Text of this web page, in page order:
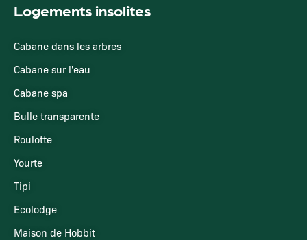
Logements insolites
Cabane dans les arbres
Cabane sur l'eau
Cabane spa
Bulle transparente
Roulotte
Yourte
Tipi
Ecolodge
Maison de Hobbit